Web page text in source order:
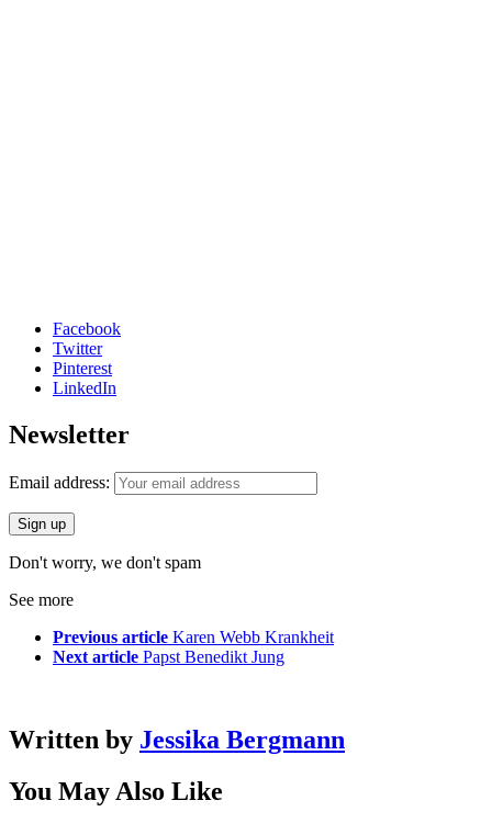
Facebook
Twitter
Pinterest
LinkedIn
Newsletter
Email address:
Don't worry, we don't spam
See more
Previous article Karen Webb Krankheit
Next article Papst Benedikt Jung
Written by Jessika Bergmann
You May Also Like